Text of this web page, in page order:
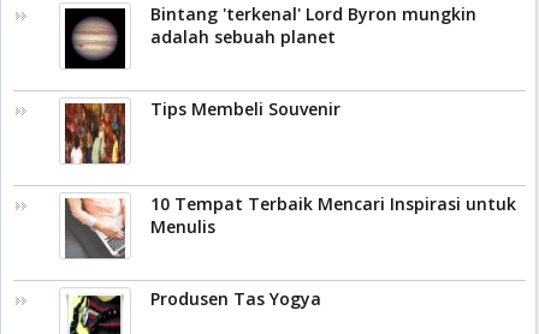
Bintang 'terkenal' Lord Byron mungkin
adalah sebuah planet
Tips Membeli Souvenir
10 Tempat Terbaik Mencari Inspirasi untuk
Menulis
Produsen Tas Yogya